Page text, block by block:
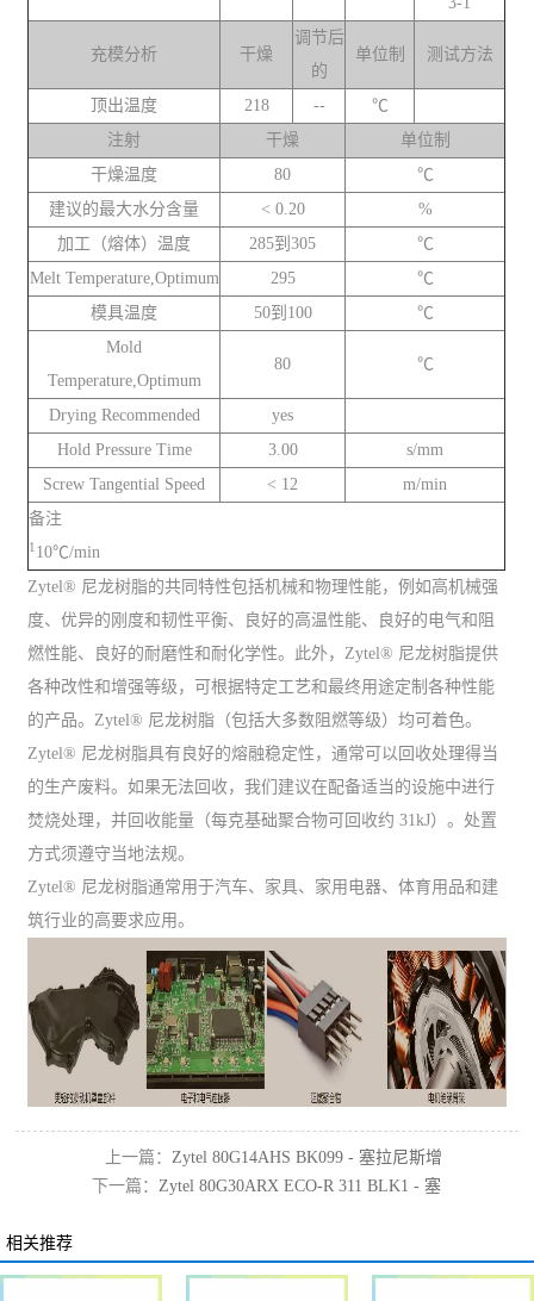
充模分析 干燥
调节后
的
单位制 测试方法
顶出温度 218 --
℃
注射
干燥
单位制
干燥温度
80
℃
建议的最大水分含量
< 0.20
%
加工（熔体）温度
285到305
℃
Melt Temperature,Optimum
295
℃
模具温度
50到100
℃
Mold
Temperature,Optimum
80 ℃
Drying Recommended
yes
Hold Pressure Time
3.00
s/mm
Screw Tangential Speed
< 12
m/min
备注
1 10℃/min
Zytel® 尼龙树脂的共同特性包括机械和物理性能，例如高机械强
度、优异的刚度和韧性平衡、良好的高温性能、良好的电气和阻
燃性能、良好的耐磨性和耐化学性。此外，Zytel® 尼龙树脂提供
各种改性和增强等级，可根据特定工艺和最终用途定制各种性能
的产品。Zytel® 尼龙树脂（包括大多数阻燃等级）均可着色。
Zytel® 尼龙树脂具有良好的熔融稳定性，通常可以回收处理得当
的生产废料。如果无法回收，我们建议在配备适当的设施中进行
焚烧处理，并回收能量（每克基础聚合物可回收约 31kJ）。处置
方式须遵守当地法规。
Zytel® 尼龙树脂通常用于汽车、家具、家用电器、体育用品和建
筑行业的高要求应用。
上一篇： Zytel 80G14AHS BK099 - 塞拉尼斯增
韧耐热pa66
下一篇： Zytel 80G30ARX ECO-R 311 BLK1 - 塞
相关推荐